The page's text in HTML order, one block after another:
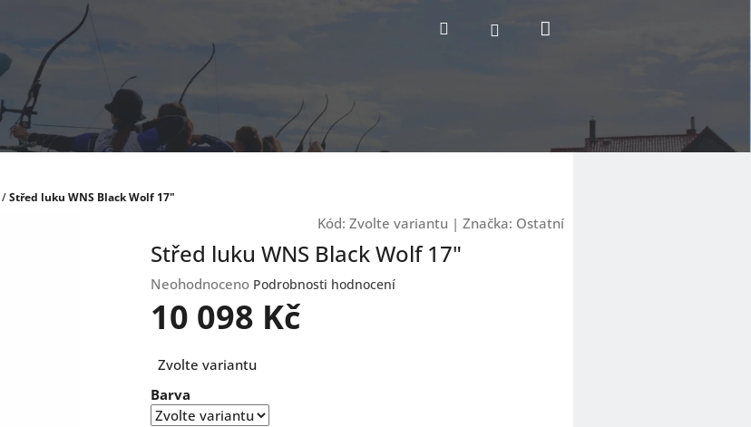
Hledat Přihlášení
/Střed luku WNS Black Wolf 17"
Kód: Zvolte variantu | Značka: Ostatní
Střed luku WNS Black Wolf 17"
Průměrné
hodnocení
produktu
0,0
5
hvězdiček.
Neohodnoceno Podrobnosti hodnocení
10 098 Kč
cena:
Zvolte variantu
Barva